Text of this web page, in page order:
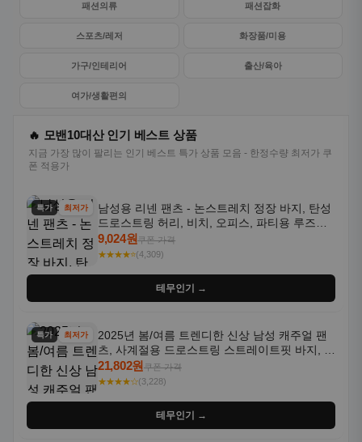
패션의류 패션잡화
스포츠/레저 화장품/미용
가구/인테리어 출산/육아
여가/생활편의
🔥 모밴10대산 인기 베스트 상품
지금 가장 많이 팔리는 인기 베스트 특가 상품 모음 - 한정수량 최저가 쿠
폰 적용가
특가 최저가
남성용 리넨 팬츠 - 논스트레치 정장 바지, 탄성
드로스트링 허리, 비치, 오피스, 파티용 루즈핏
트라우저 - 세탁기 사용 가능한 캐주얼 정장 의
상
9,024원쿠폰 가격
★★★★⭐(4,309)
테무인기 →
특가 최저가
2025년 봄/여름 트렌디한 신상 남성 캐주얼 팬
츠, 사계절용 드로스트링 스트레이트핏 바지, 한
국 스타일, 활용도 높은 아웃도어 및 정장용, 발
목 바지
21,802원쿠폰 가격
★★★★☆(3,228)
테무인기 →